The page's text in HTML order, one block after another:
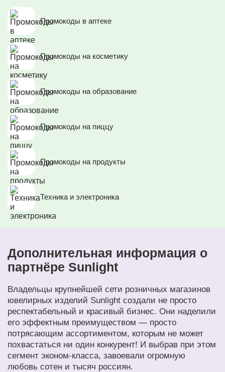
Промокоды в аптеке
Промокоды на косметику
Промокоды на образование
Промокоды на пиццу
Промокоды на продукты
Техника и электроника
Дополнительная информация о
партнёре Sunlight
Владельцы крупнейшей сети розничных магазинов
ювелирных изделий Sunlight создали не просто
респектабельный и красивый бизнес. Они наделили
его эффектным преимуществом — просто
потрясающим ассортиментом, которым не может
похвастаться ни один конкурент! И выбрав при этом
сегмент эконом-класса, завоевали огромную
любовь сотен и тысяч россиян.